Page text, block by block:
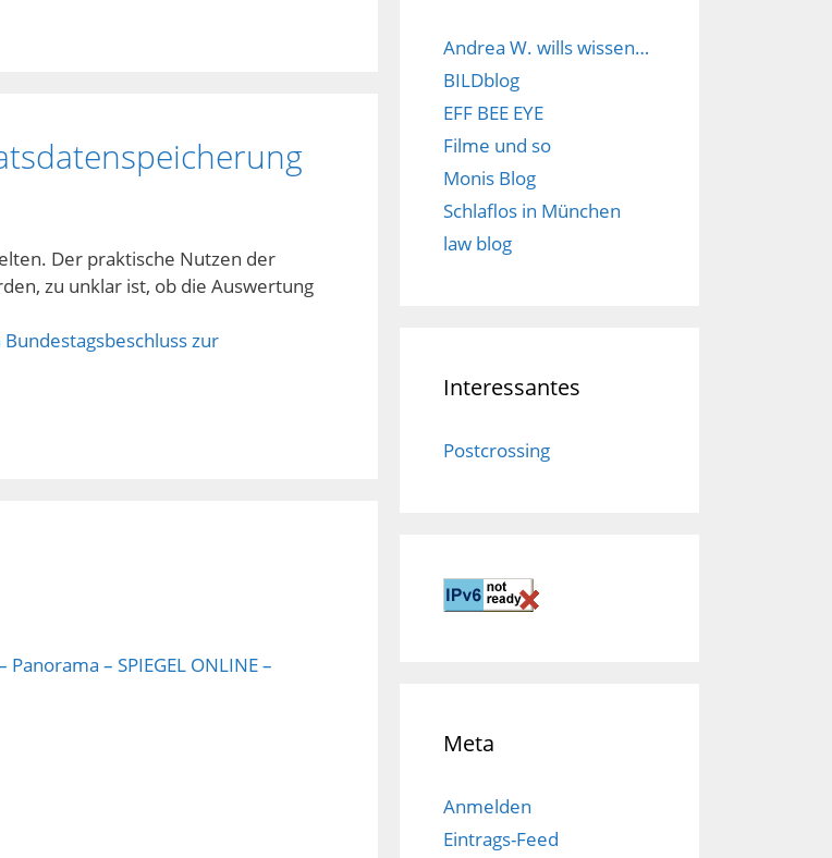
Der praktische Nutzen der
zu unklar ist, ob die Auswertung
zur
– SPIEGEL ONLINE –
Andrea W. wills wissen…
BILDblog
EFF BEE EYE
Filme und so
Monis Blog
Schlaflos in München
law blog
Interessantes
Postcrossing
Meta
Anmelden
Eintrags-Feed